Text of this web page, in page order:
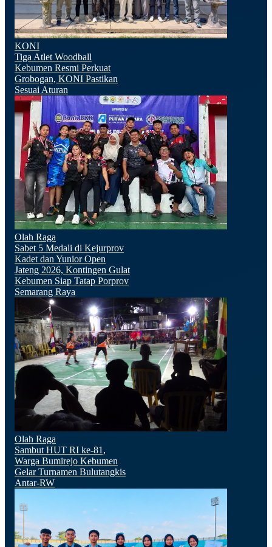
KONI
Tiga Atlet Woodball
Kebumen Resmi Perkuat
Grobogan, KONI Pastikan
Sesuai Aturan
Olah Raga
Sabet 5 Medali di Kejurprov
Kadet dan Yunior Open
Jateng 2026, Kontingen Gulat
Kebumen Siap Tatap Porprov
Semarang Raya
Olah Raga
Sambut HUT RI ke-81,
Warga Bumirejo Kebumen
Gelar Turnamen Bulutangkis
Antar-RW